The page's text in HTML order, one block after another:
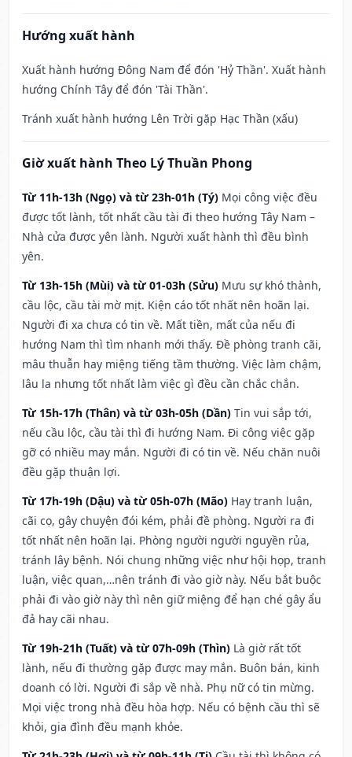
Hướng xuất hành
Xuất hành hướng Đông Nam để đón 'Hỷ Thần'. Xuất hành
hướng Chính Tây để đón 'Tài Thần'.
Tránh xuất hành hướng Lên Trời gặp Hạc Thần (xấu)
Giờ xuất hành Theo Lý Thuần Phong
Từ 11h-13h (Ngọ) và từ 23h-01h (Tý) Mọi công việc đều
được tốt lành, tốt nhất cầu tài đi theo hướng Tây Nam –
Nhà cửa được yên lành. Người xuất hành thì đều bình
yên.
Từ 13h-15h (Mùi) và từ 01-03h (Sửu) Mưu sự khó thành,
cầu lộc, cầu tài mờ mịt. Kiện cáo tốt nhất nên hoãn lại.
Người đi xa chưa có tin về. Mất tiền, mất của nếu đi
hướng Nam thì tìm nhanh mới thấy. Đề phòng tranh cãi,
mâu thuẫn hay miệng tiếng tầm thường. Việc làm chậm,
lâu la nhưng tốt nhất làm việc gì đều cần chắc chắn.
Từ 15h-17h (Thân) và từ 03h-05h (Dần) Tin vui sắp tới,
nếu cầu lộc, cầu tài thì đi hướng Nam. Đi công việc gặp
gỡ có nhiều may mắn. Người đi có tin về. Nếu chăn nuôi
đều gặp thuận lợi.
Từ 17h-19h (Dậu) và từ 05h-07h (Mão) Hay tranh luận,
cãi cọ, gây chuyện đói kém, phải đề phòng. Người ra đi
tốt nhất nên hoãn lại. Phòng người người nguyền rủa,
tránh lây bệnh. Nói chung những việc như hội họp, tranh
luận, việc quan,…nên tránh đi vào giờ này. Nếu bắt buộc
phải đi vào giờ này thì nên giữ miệng để hạn ché gây ẩu
đả hay cãi nhau.
Từ 19h-21h (Tuất) và từ 07h-09h (Thìn) Là giờ rất tốt
lành, nếu đi thường gặp được may mắn. Buôn bán, kinh
doanh có lời. Người đi sắp về nhà. Phụ nữ có tin mừng.
Mọi việc trong nhà đều hòa hợp. Nếu có bệnh cầu thì sẽ
khỏi, gia đình đều mạnh khỏe.